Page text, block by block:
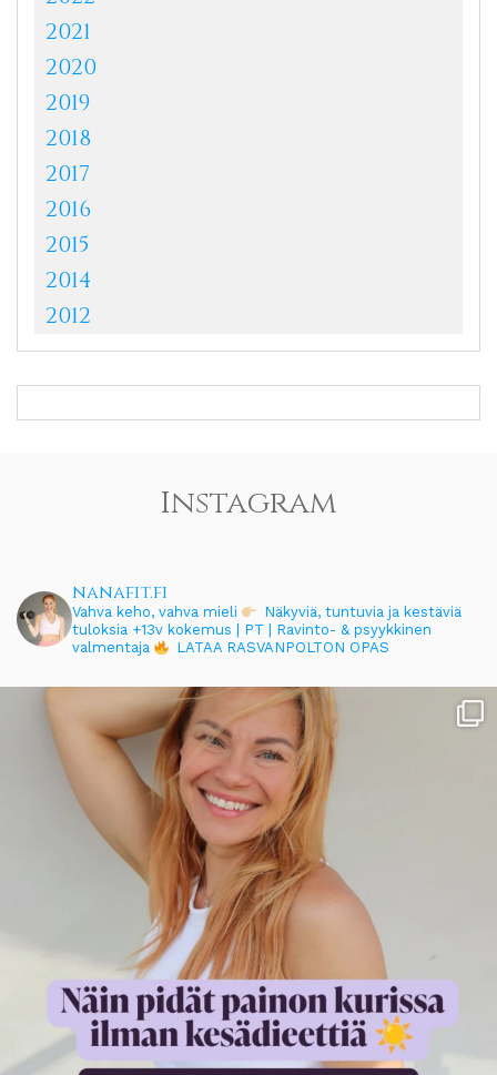
2021
2020
2019
2018
2017
2016
2015
2014
2012
Instagram
nanafit.fi
Vahva keho, vahva mieli
Näkyviä, tuntuvia ja kestäviä
tuloksia +13v kokemus | PT | Ravinto- & psyykkinen
valmentaja
LATAA RASVANPOLTON OPAS